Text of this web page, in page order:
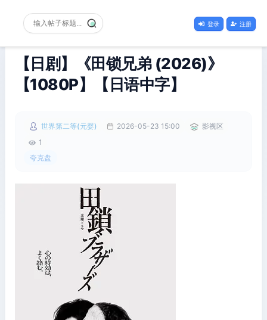
登录 注册
【日剧】《田锁兄弟 (2026)》
【1080P】【日语中字】
世界第二等(元婴) 2026-05-23 15:00
影视区
1
夸克盘